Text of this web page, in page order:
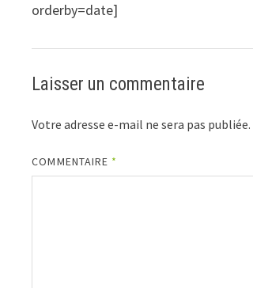
orderby=date]
Laisser un commentaire
Votre adresse e-mail ne sera pas publiée.
COMMENTAIRE *